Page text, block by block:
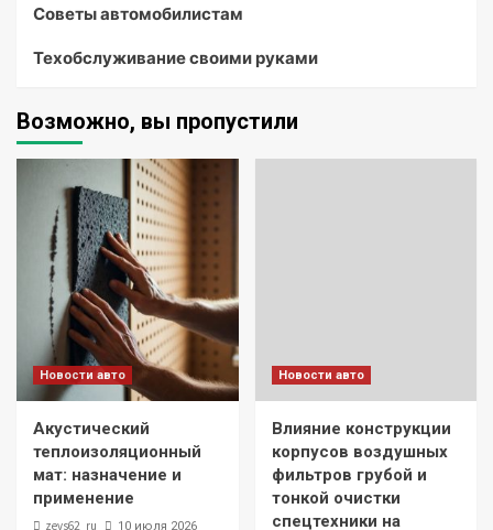
Советы автомобилистам
Техобслуживание своими руками
Возможно, вы пропустили
Новости авто
Акустический
теплоизоляционный
мат: назначение и
применение
zevs62_ru 10 июля 2026
Новости авто
Влияние конструкции
корпусов воздушных
фильтров грубой и
тонкой очистки
спецтехники на